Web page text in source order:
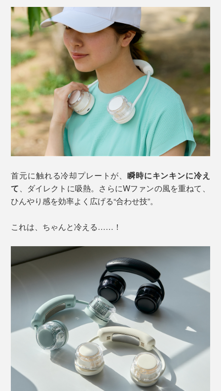
首元に触れる冷却プレートが、瞬時にキンキンに冷え
て、ダイレクトに吸熱。さらにWファンの風を重ねて、
ひんやり感を効率よく広げる“合わせ技”。
これは、ちゃんと冷える……！